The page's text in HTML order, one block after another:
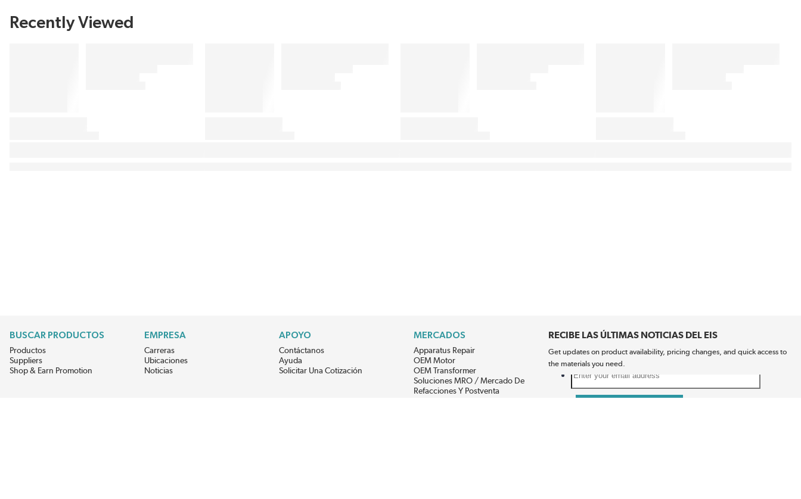
Recently Viewed
BUSCAR PRODUCTOS
Productos
Suppliers
Shop & Earn Promotion
EMPRESA
Carreras
Ubicaciones
Noticias
APOYO
Contáctanos
Ayuda
Solicitar Una Cotización
MERCADOS
Apparatus Repair
OEM Motor
OEM Transformer
Soluciones MRO / Mercado De
Refacciones Y Postventa
RECIBE LAS ÚLTIMAS NOTICIAS DEL EIS
Get updates on product availability, pricing changes, and quick access to
the materials you need.